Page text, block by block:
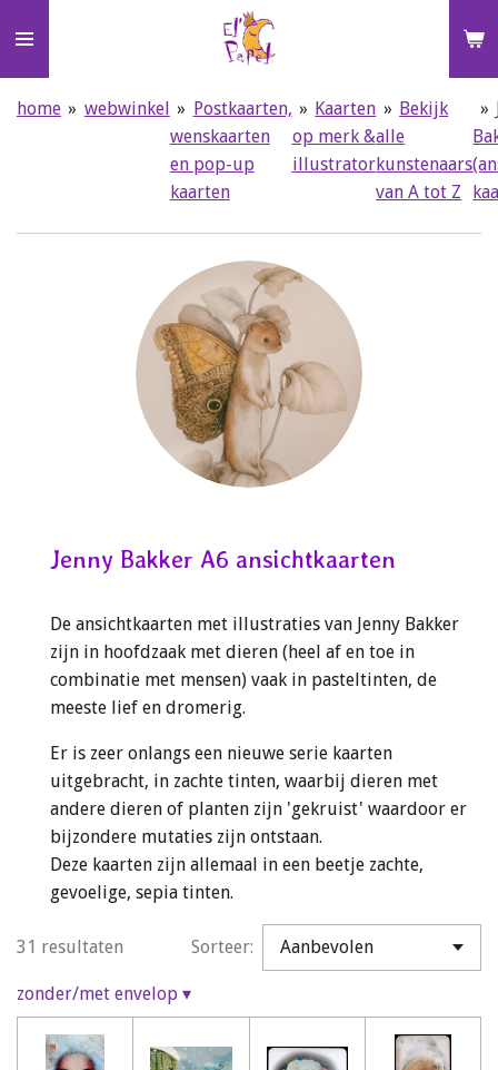
direct
naar
de
home » webwinkel » Postkaarten,
wenskaarten
en pop-up
kaarten
» Kaarten
op merk &
illustrator
» Bekijk
alle
kunstenaars
van A tot Z
»
Jenny Bakker A6 ansichtkaarten
De ansichtkaarten met illustraties van Jenny Bakker
zijn in hoofdzaak met dieren (heel af en toe in
combinatie met mensen) vaak in pasteltinten, de
meeste lief en dromerig.
Er is zeer onlangs een nieuwe serie kaarten
uitgebracht, in zachte tinten, waarbij dieren met
andere dieren of planten zijn 'gekruist' waardoor er
bijzondere mutaties zijn ontstaan.
Deze kaarten zijn allemaal in een beetje zachte,
gevoelige, sepia tinten.
31 resultaten Sorteer:
zonder/met envelop ▾